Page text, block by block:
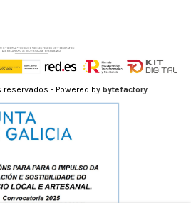
- Powered by bytefactory